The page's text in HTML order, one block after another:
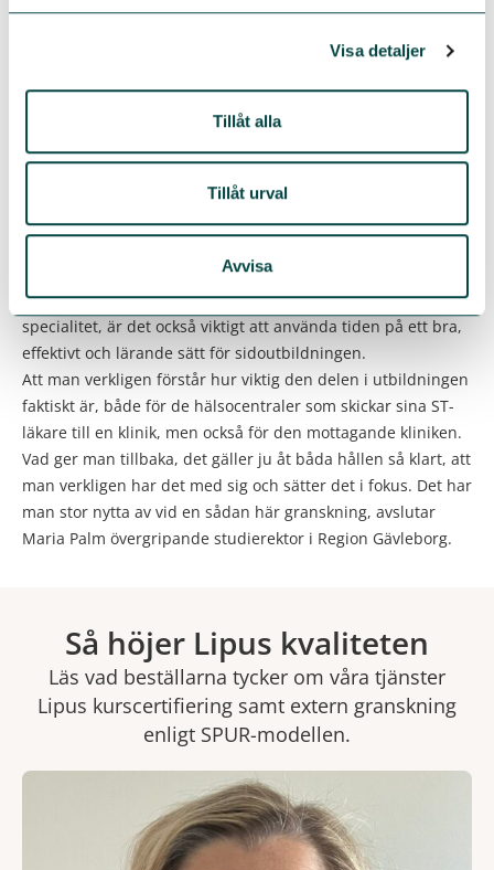
Visa detaljer
Tillåt alla
Tillåt urval
Avvisa
Är det aktuellt för er att göra fler granskningar av
– Vi ska nu jobba vidare och se vilken nytta vi kan ha utifrån
den redan genomförda granskningen. Sen gäller det också
att hitta en modell för när och hur ofta man ska göra den
första gången det görs, så det är ju också något för Lipus att
säger Maria Palm.
Har du något råd att ge till de landsting och regioner som
Min syn på det är att förutom att lägga fokus på
utbildningen för den enskilda ST-läkaren inom sin egen
specialitet, är det också viktigt att använda tiden på ett bra,
effektivt och lärande sätt för sidoutbildningen.
Att man verkligen förstår hur viktig den delen i utbildningen
faktiskt är, både för de hälsocentraler som skickar sina ST-
läkare till en klinik, men också för den mottagande kliniken.
Vad ger man tillbaka, det gäller ju åt båda hållen så klart, att
man verkligen har det med sig och sätter det i fokus. Det har
man stor nytta av vid en sådan här granskning, avslutar
Maria Palm övergripande studierektor i Region Gävleborg.
Så höjer Lipus kvaliteten
Läs vad beställarna tycker om våra tjänster
Lipus kurscertifiering samt extern granskning
enligt SPUR-modellen.